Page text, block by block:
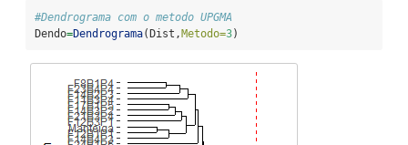
#Dendrograma com o metodo UPGMA
Dendo=Dendrograma(Dist, Metodo=3)